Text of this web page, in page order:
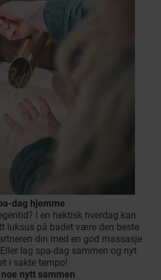
dag hjemme
I en hektisk hverdag kan
luksus på badet være den beste
din med en god massasje
lag spa-dag sammen og nyt
i sakte tempo!
nytt sammen